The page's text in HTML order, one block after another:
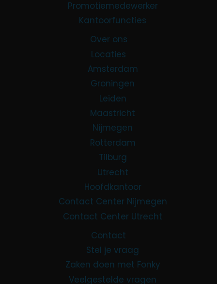
Promotiemedewerker
Kantoorfuncties
Over ons
Locaties
Amsterdam
Groningen
Leiden
Maastricht
Nijmegen
Rotterdam
Tilburg
Utrecht
Hoofdkantoor
Contact Center Nijmegen
Contact Center Utrecht
Contact
Stel je vraag
Zaken doen met Fonky
Veelgestelde vragen